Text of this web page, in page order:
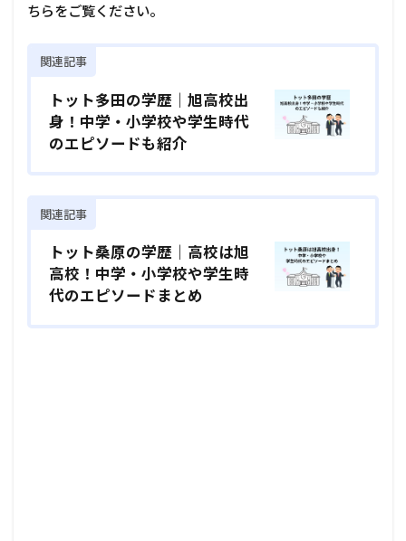
ちらをご覧ください。
関連記事
トット多田の学歴｜旭高校出
身！中学・小学校や学生時代
のエピソードも紹介
関連記事
トット桑原の学歴｜高校は旭
高校！中学・小学校や学生時
代のエピソードまとめ